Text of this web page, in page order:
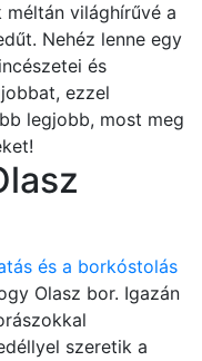
világhírűvé a
Nehéz lenne egy
és
ezzel
legjobb, most meg
és a borkóstolás
Olasz bor. Igazán
szeretik a